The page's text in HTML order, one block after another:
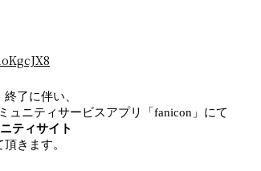
了に伴い、
ュニティサービスアプリ「fanicon」にて
ティサイト
きます。